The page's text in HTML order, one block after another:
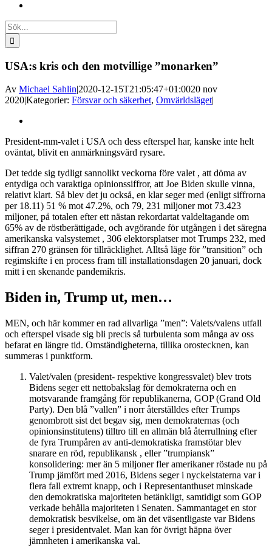
Sök
efter:
USA:s kris och den motvillige ”monarken”
Av Michael Sahlin|2020-12-15T21:05:47+01:0020 nov
2020|Kategorier: Försvar och säkerhet, Omvärldsläget|
bild
President-mm-valet i USA och dess efterspel har, kanske inte helt
oväntat, blivit en anmärkningsvärd rysare.
Det tedde sig tydligt sannolikt veckorna före valet , att döma av
entydiga och varaktiga opinionssiffror, att Joe Biden skulle vinna,
relativt klart. Så blev det ju också, en klar seger med (enligt siffrorna
per 18.11) 51 % mot 47.2%, och 79, 231 miljoner mot 73.423
miljoner, på totalen efter ett nästan rekordartat valdeltagande om
65% av de röstberättigade, och avgörande för utgången i det säregna
amerikanska valsystemet , 306 elektorsplatser mot Trumps 232, med
siffran 270 gränsen för tillräcklighet. Alltså läge för ”transition” och
regimskifte i en process fram till installationsdagen 20 januari, dock
mitt i en skenande pandemikris.
Biden in, Trump ut, men…
MEN, och här kommer en rad allvarliga ”men”: Valets/valens utfall
och efterspel visade sig bli precis så turbulenta som många av oss
befarat en längre tid. Omständigheterna, tillika orostecknen, kan
summeras i punktform.
Valet/valen (president- respektive kongressvalet) blev trots
Bidens seger ett nettobakslag för demokraterna och en
motsvarande framgång för republikanerna, GOP (Grand Old
Party). Den blå ”vallen” i norr återställdes efter Trumps
genombrott sist det begav sig, men demokraternas (och
opinionsinstitutens) tilltro till en allmän blå återrullning efter
de fyra Trumpåren av anti-demokratiska framstötar blev
snarare en röd, republikansk , eller ”trumpiansk”
konsolidering: mer än 5 miljoner fler amerikaner röstade nu på
Trump jämfört med 2016, Bidens seger i nyckelstaterna var i
flera fall extremt knapp, och i Representanthuset minskade
den demokratiska majoriteten betänkligt, samtidigt som GOP
verkade behålla majoriteten i Senaten. Sammantaget en stor
demokratisk besvikelse, om än det väsentligaste var Bidens
seger i presidentvalet. Man kan för övrigt häpna över
jämnheten i amerikanska val.